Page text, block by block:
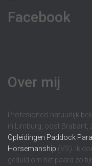
Facebook
Over mij
Profesioneel natuurlijk
in Limburg, oost Brabant,
Opleidingen Paddock
Horsemanship (VS). Ik
geduld om het paard zo